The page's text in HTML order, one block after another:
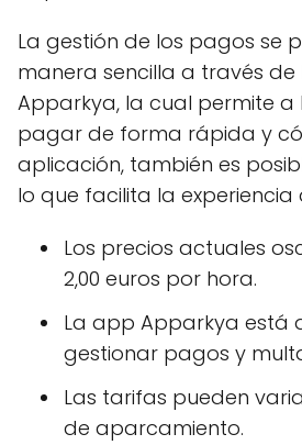
La gestión de los pagos se
manera sencilla a través
Apparkya, la cual permite a
pagar de forma rápida y
aplicación, también es
lo que facilita la experiencia
Los precios actuales
2,00 euros por hora.
La app Apparkya está
gestionar pagos y
Las tarifas pueden
de aparcamiento.